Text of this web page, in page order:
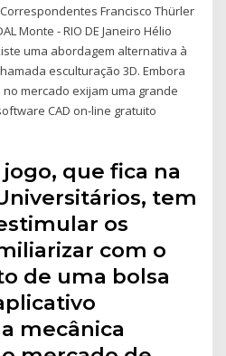
Francisco Thürler
Monte - RIO DE Janeiro Hélio
uma abordagem alternativa à
esculturação 3D. Embora
mercado exijam uma grande
CAD on-line gratuito
jogo, que fica na
tem
os
com o
de uma bolsa
mecânica